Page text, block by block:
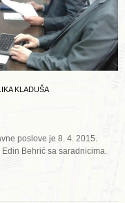
KLADUŠA
poslove je 8. 4. 2015.
Behrić sa saradnicima.